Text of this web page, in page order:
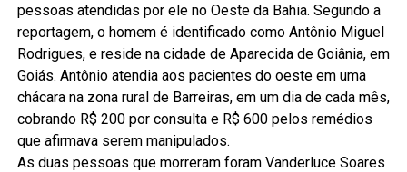
pessoas atendidas por ele no Oeste da Bahia. Segundo a
reportagem, o homem é identificado como Antônio Miguel
Rodrigues, e reside na cidade de Aparecida de Goiânia, em
Goiás. Antônio atendia aos pacientes do oeste em uma
chácara na zona rural de Barreiras, em um dia de cada mês,
cobrando R$ 200 por consulta e R$ 600 pelos remédios
que afirmava serem manipulados.
As duas pessoas que morreram foram Vanderluce Soares